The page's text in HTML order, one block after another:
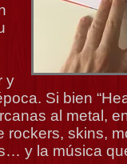
y
Si bien
al metal,
rockers, skins,
y la música